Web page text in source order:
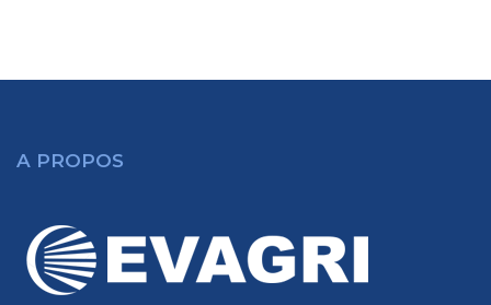
A PROPOS